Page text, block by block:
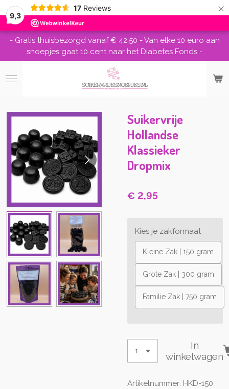
9,3
17 Reviews ×
- Gratis thuisbezorgd vanaf € 42,50 - Van elke 10 euro aan
snoepjes gaat 10 cent naar het Diabetes Fonds -
Suikervrije
Hollandse
Klassieker
Dropmix
€ 2,95
Kies je zakformaat
Kleine Zak | 150 gram
Grote Zak | 300 gram
Familie Zak | 750 gram
In
winkelwagen
Artikelnummer: HKD-150